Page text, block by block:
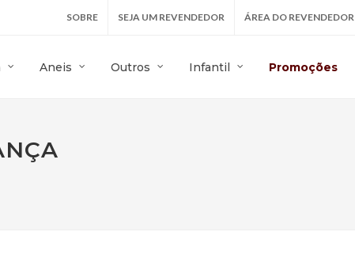
SOBRE SEJA UM REVENDEDOR ÁREA DO REVENDEDOR
Aneis Outros Infantil Promoções